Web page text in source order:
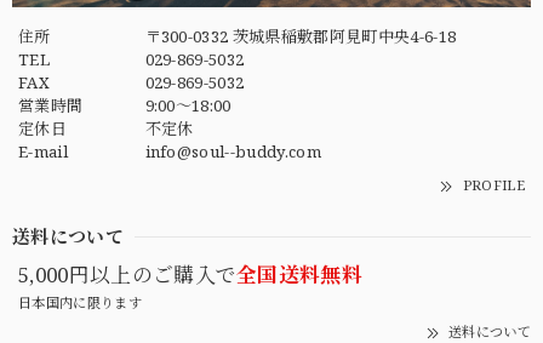
住所
〒300-0332 茨城県稲敷郡阿見町中央4-6-18
TEL
029-869-5032
FAX
029-869-5032
営業時間
9:00～18:00
定休日
不定休
E-mail
info@soul--buddy.com
PROFILE
送料について
5,000円以上のご購入で全国送料無料
日本国内に限ります
送料について